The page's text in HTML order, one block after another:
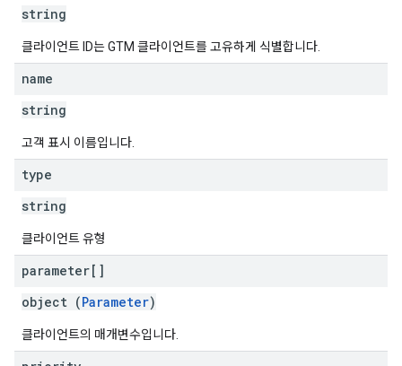
string
클라이언트 ID는 GTM 클라이언트를 고유하게 식별합니다.
name
string
고객 표시 이름입니다.
type
string
클라이언트 유형
parameter[]
object (Parameter)
클라이언트의 매개변수입니다.